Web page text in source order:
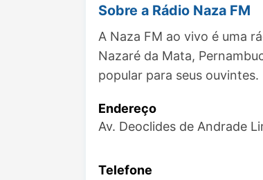
Sobre a Rádio Naza FM
A Naza FM ao vivo é uma
Nazaré da Mata,
popular para seus ouvintes.
Endereço
Av. Deoclides de Andrade
Telefone